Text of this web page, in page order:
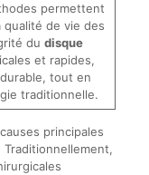
permettent
qualité de vie des
du disque
et rapides,
tout en
traditionnelle.
principales